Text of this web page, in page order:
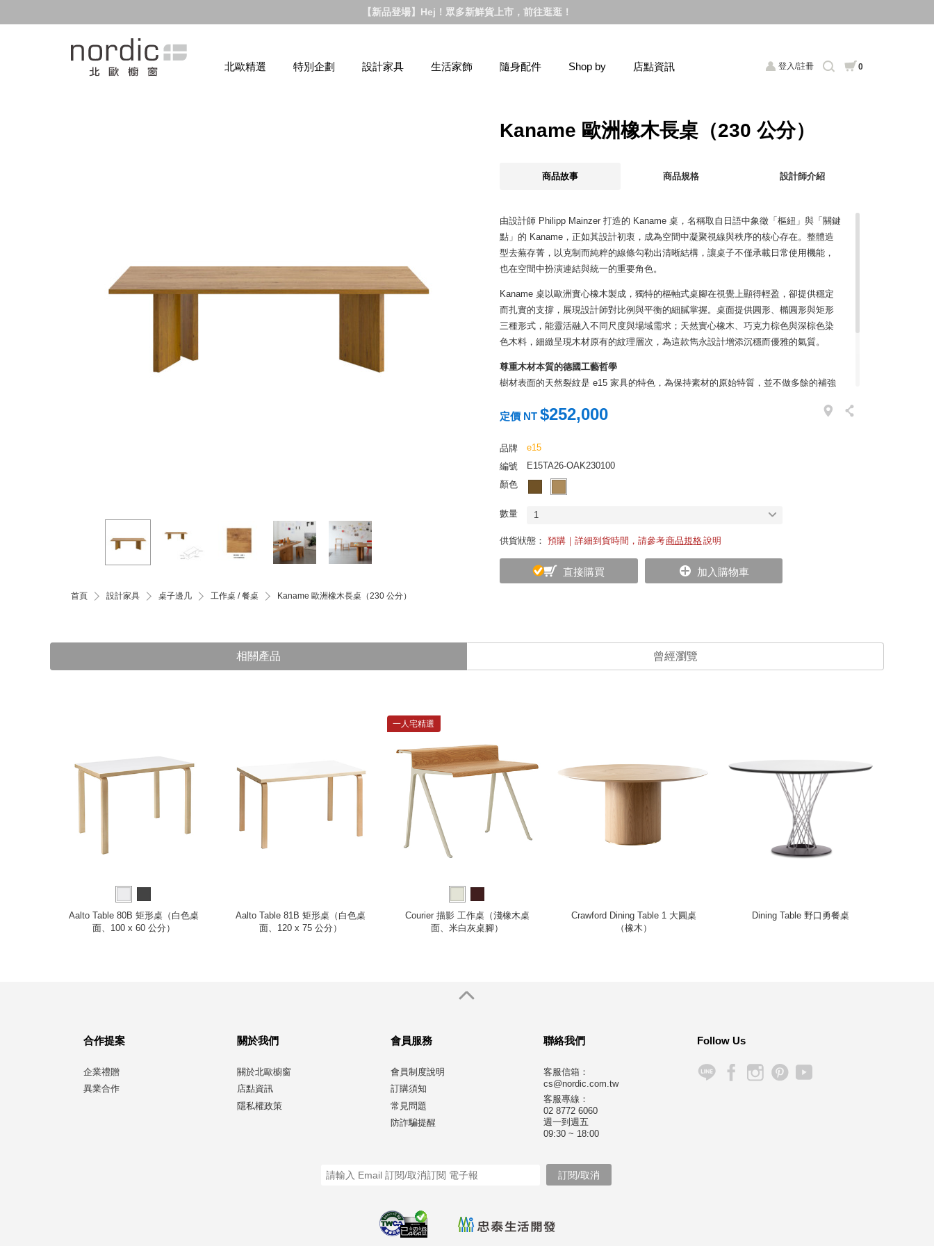
【新品登場】Hej！眾多新鮮貨上市，前往逛逛！
登入/註冊 0
北歐精選 特別企劃 設計家具 生活家飾 隨身配件 Shop by 店點資訊
首頁 設計家具 桌子邊几 工作桌 / 餐桌 Kaname 歐洲橡木長桌（230 公分）
Kaname 歐洲橡木長桌（230 公分）
商品故事 商品規格 設計師介紹
由設計師 Philipp Mainzer 打造的 Kaname 桌，名稱取自日語中象徵「樞紐」與「關鍵
點」的 Kaname，正如其設計初衷，成為空間中凝聚視線與秩序的核心存在。整體造
型去蕪存菁，以克制而純粹的線條勾勒出清晰結構，讓桌子不僅承載日常使用機能，
也在空間中扮演連結與統一的重要角色。
Kaname 桌以歐洲實心橡木製成，獨特的樞軸式桌腳在視覺上顯得輕盈，卻提供穩定
而扎實的支撐，展現設計師對比例與平衡的細膩掌握。桌面提供圓形、橢圓形與矩形
三種形式，能靈活融入不同尺度與場域需求；天然實心橡木、巧克力棕色與深棕色染
色木料，細緻呈現木材原有的紋理層次，為這款雋永設計增添沉穩而優雅的氣質。
尊重木材本質的德國工藝哲學
樹材表面的天然裂紋是 e15 家具的特色，為保持素材的原始特質，並不做多餘的補強
就像人類的皮膚般，雖略有深淺紋路不同但各異其趣。可想而知，e15也不會為了要讓
本的保護。
定價 NT $252,000
品牌
e15
編號
E15TA26-OAK230100
顏色
數量 1
供貨狀態： 預購｜詳細到貨時間，請參考商品規格說明
直接購買 加入購物車
相關產品 曾經瀏覽
Aalto Table 80B 矩形桌（白色桌
面、100 x 60 公分）
Aalto Table 81B 矩形桌（白色桌
面、120 x 75 公分）
一人宅精選
Courier 描影 工作桌（淺橡木桌
面、米白灰桌腳）
Crawford Dining Table 1 大圓桌
（橡木）
Dining Table 野口勇餐桌
合作提案
企業禮贈
異業合作
關於我們
關於北歐櫥窗
店點資訊
隱私權政策
會員服務
會員制度說明
訂購須知
常見問題
防詐騙提醒
聯絡我們
客服信箱：
cs@nordic.com.tw
客服專線：
02 8772 6060
週一到週五
09:30 ~ 18:00
Follow Us
已認證